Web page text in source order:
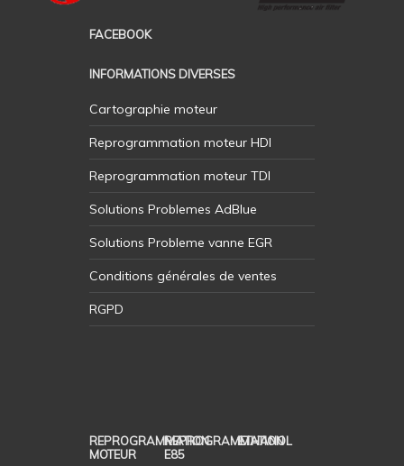
FACEBOOK
INFORMATIONS DIVERSES
Cartographie moteur
Reprogrammation moteur HDI
Reprogrammation moteur TDI
Solutions Problemes AdBlue
Solutions Probleme vanne EGR
Conditions générales de ventes
RGPD
REPROGRAMMATION
MOTEUR
REPROGRAMMATION
E85
ETHANOL